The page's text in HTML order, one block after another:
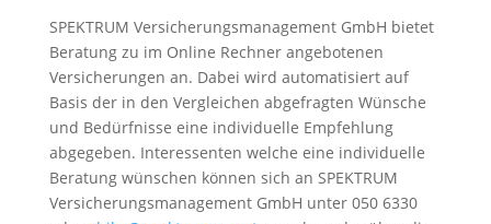
SPEKTRUM Versicherungsmanagement GmbH bietet
Beratung zu im Online Rechner angebotenen
Versicherungen an. Dabei wird automatisiert auf
Basis der in den Vergleichen abgefragten Wünsche
und Bedürfnisse eine individuelle Empfehlung
abgegeben. Interessenten welche eine individuelle
Beratung wünschen können sich an SPEKTRUM
Versicherungsmanagement GmbH unter 050 6330